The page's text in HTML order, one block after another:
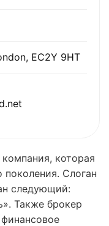
EC2Y 9HT
которая
поколения. Слоган
следующий:
Также брокер